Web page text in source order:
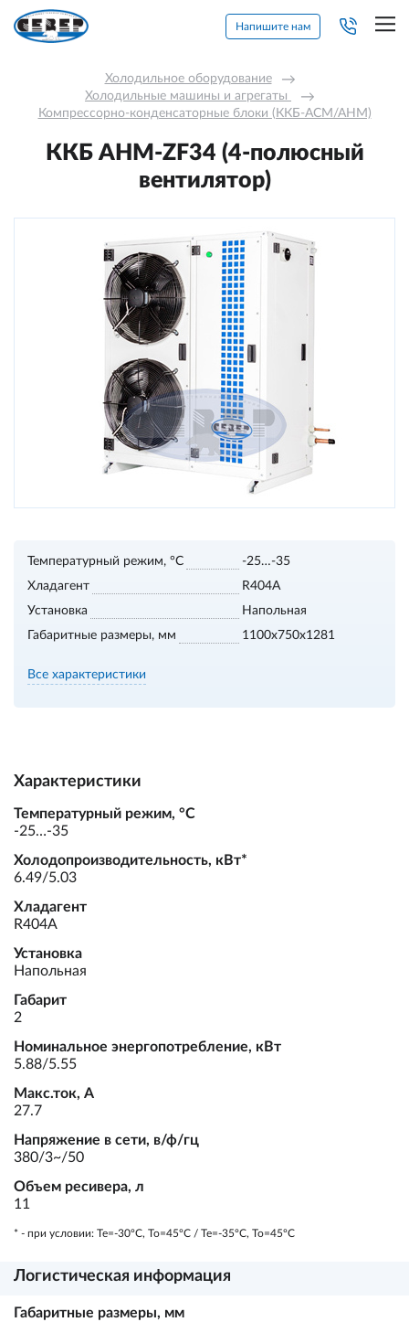
Напишите нам
Холодильное оборудование →
Холодильные машины и агрегаты →
Компрессорно-конденсаторные блоки (ККБ-АСМ/АНМ)
ККБ AНM-ZF34 (4-полюсный
вентилятор)
Температурный режим, °С
-25…-35
Хладагент
R404A
Установка
Напольная
Габаритные размеры, мм
1100х750х1281
Все характеристики
Характеристики
Температурный режим, °С
-25…-35
Холодопроизводительность, кВт*
6.49/5.03
Хладагент
R404A
Установка
Напольная
Габарит
2
Номинальное энергопотребление, кВт
5.88/5.55
Макс.ток, А
27.7
Напряжение в сети, в/ф/гц
380/3~/50
Объем ресивера, л
11
* - при условии: Te=-30ºC, To=45ºC / Te=-35ºC, To=45ºC
Логистическая информация
Габаритные размеры, мм